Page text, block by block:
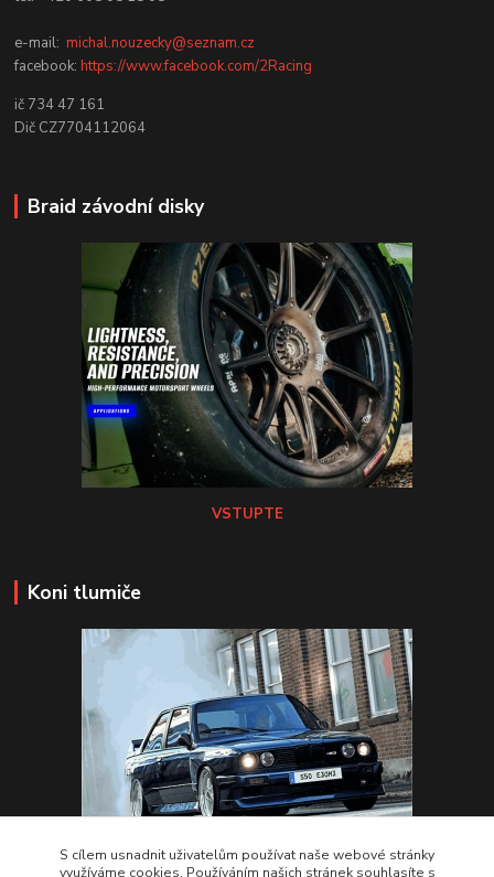
e-mail:michal.nouzecky@seznam.cz
facebook:https://www.facebook.com/2Racing
ič 734 47 161
Dič CZ7704112064
Braid závodní disky
VSTUPTE
Koni tlumiče
S cílem usnadnit uživatelům používat naše webové stránky
využíváme cookies. Používáním našich stránek souhlasíte s